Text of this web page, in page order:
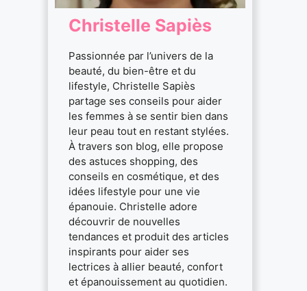
Christelle Sapiès
Passionnée par l’univers de la
beauté, du bien-être et du
lifestyle, Christelle Sapiès
partage ses conseils pour aider
les femmes à se sentir bien dans
leur peau tout en restant stylées.
À travers son blog, elle propose
des astuces shopping, des
conseils en cosmétique, et des
idées lifestyle pour une vie
épanouie. Christelle adore
découvrir de nouvelles
tendances et produit des articles
inspirants pour aider ses
lectrices à allier beauté, confort
et épanouissement au quotidien.